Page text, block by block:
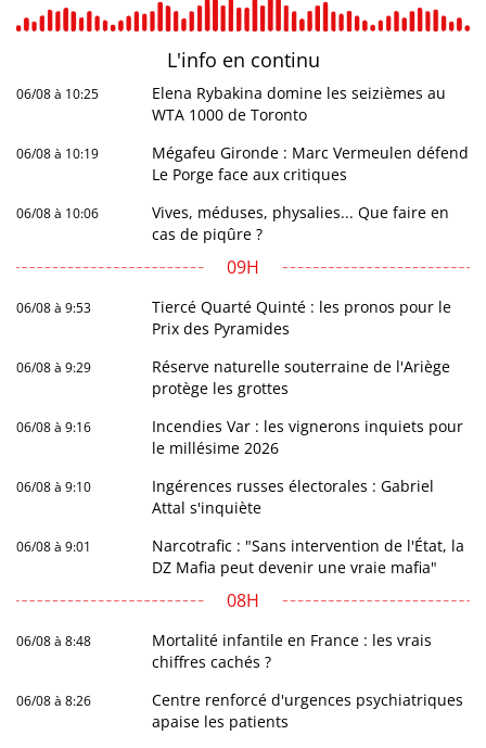
L'info en continu
06/08 à 10:25
Elena Rybakina domine les seizièmes au
WTA 1000 de Toronto
06/08 à 10:19
Mégafeu Gironde : Marc Vermeulen défend
Le Porge face aux critiques
06/08 à 10:06
Vives, méduses, physalies... Que faire en
cas de piqûre ?
09H
06/08 à 9:53
Tiercé Quarté Quinté : les pronos pour le
Prix des Pyramides
06/08 à 9:29
Réserve naturelle souterraine de l'Ariège
protège les grottes
06/08 à 9:16
Incendies Var : les vignerons inquiets pour
le millésime 2026
06/08 à 9:10
Ingérences russes électorales : Gabriel
Attal s'inquiète
06/08 à 9:01
Narcotrafic : "Sans intervention de l'État, la
DZ Mafia peut devenir une vraie mafia"
08H
06/08 à 8:48
Mortalité infantile en France : les vrais
chiffres cachés ?
06/08 à 8:26
Centre renforcé d'urgences psychiatriques
apaise les patients